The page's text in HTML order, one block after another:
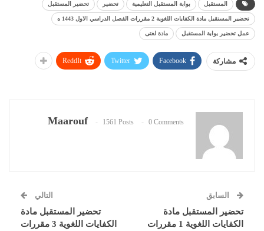
المستقبل بوابة المستقبل التعليمية تحضير تحضير المستقبل
تحضير المستقبل مادة الكفايات اللغوية 2 مقررات الفصل الدراسي الاول 1443 ه
عمل تحضير بوابة المستقبل مادة لغتى
مشاركة Facebook
Twitter
ReddIt
Maarouf 1561 Posts 0 Comments
السابق
تحضير المستقبل مادة
الكفايات اللغوية 1 مقررات
التالي
تحضير المستقبل مادة
الكفايات اللغوية 3 مقررات